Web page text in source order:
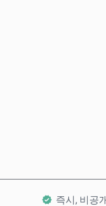
즉시, 비공